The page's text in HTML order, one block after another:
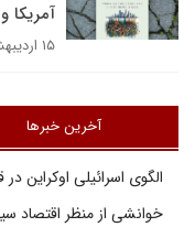
آمریکا
۱۵ اردیبهشت ۱۴۰۵
آخرین خبرها
الگوی اسرائیلی اوکراین در
خوانشی از منظر اقتصاد